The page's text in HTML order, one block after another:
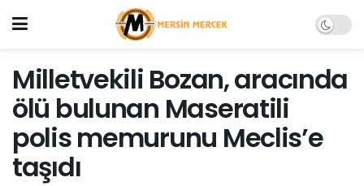
Milletvekili Bozan, aracında
ölü bulunan Maseratili
polis memurunu Meclis’e
taşıdı